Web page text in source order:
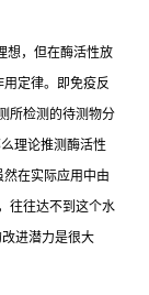
想，但在酶活性放
用定律。即免疫反
所检测的待测物分
理论推测酶活性
然在实际应用中由
往往达不到这个水
进潜力是很大